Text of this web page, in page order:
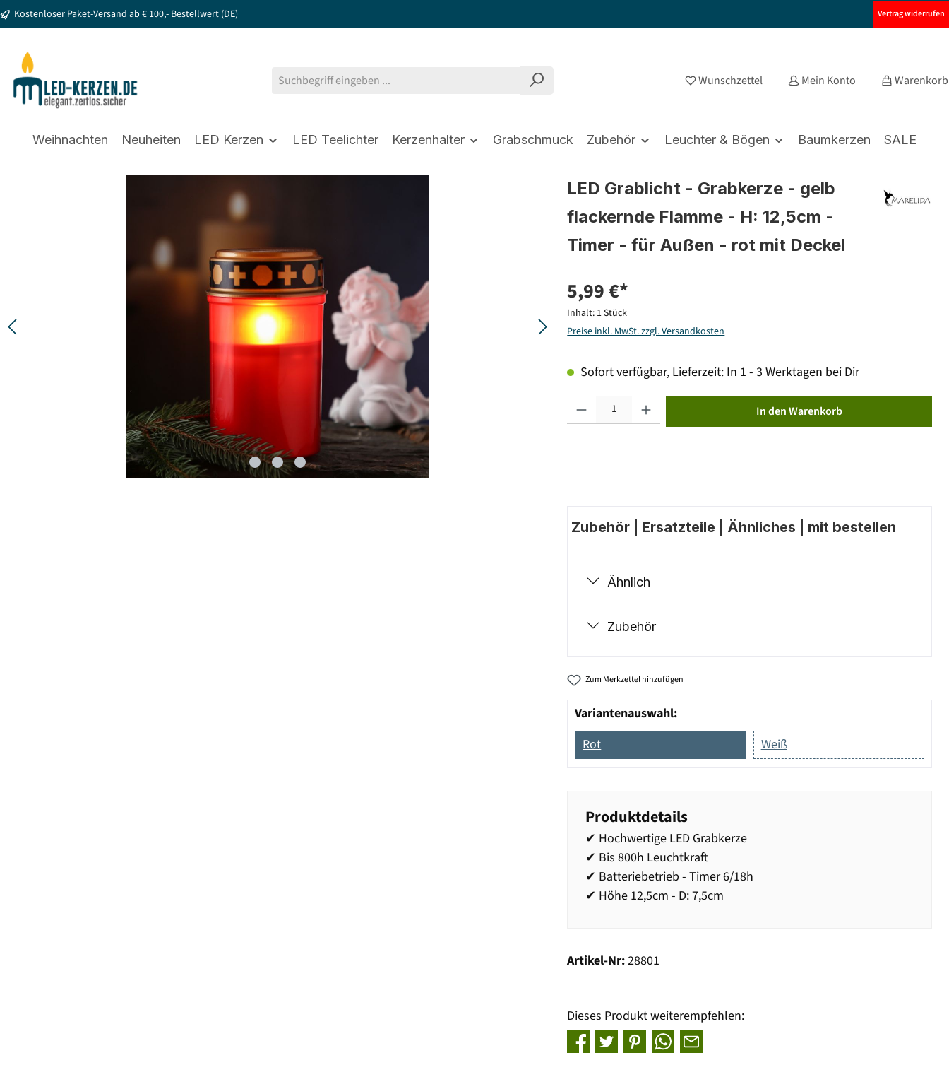
Zur Hauptnavigation springen
Kostenloser Paket-Versand ab € 100,- Bestellwert (DE) Vertrag widerrufen
Wunschzettel Mein Konto Warenkorb
Weihnachten Neuheiten LED Kerzen LED Teelichter Kerzenhalter Grabschmuck Zubehör Leuchter & Bögen Baumkerzen SALE
LED Grablicht - Grabkerze - gelb
flackernde Flamme - H: 12,5cm -
Timer - für Außen - rot mit Deckel
5,99 €*
Inhalt: 1 Stück
Preise inkl. MwSt. zzgl. Versandkosten
Sofort verfügbar, Lieferzeit: In 1 - 3 Werktagen bei Dir
In den Warenkorb
Zubehör | Ersatzteile | Ähnliches | mit bestellen
Ähnlich
Zubehör
Zum Merkzettel hinzufügen
Variantenauswahl:
Rot
Weiß
Produktdetails
✔ Hochwertige LED Grabkerze
✔ Bis 800h Leuchtkraft
✔ Batteriebetrieb - Timer 6/18h
✔ Höhe 12,5cm - D: 7,5cm
Artikel-Nr:28801
Dieses Produkt weiterempfehlen: